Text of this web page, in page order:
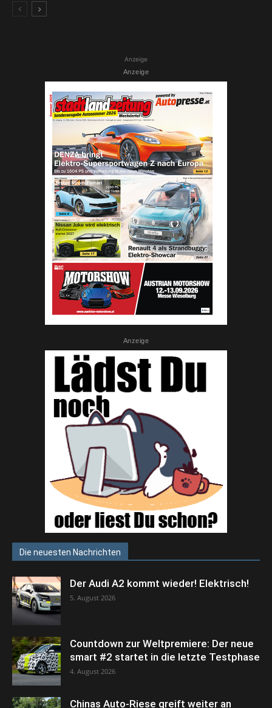
Anzeige
Anzeige
Anzeige
Die neuesten Nachrichten
Der Audi A2 kommt wieder! Elektrisch!
5. August 2026
Countdown zur Weltpremiere: Der neue
smart #2 startet in die letzte Testphase
4. August 2026
Chinas Auto-Riese greift weiter an